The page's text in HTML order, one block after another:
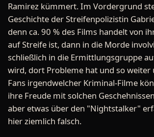
Ramirez kümmert. Im Vordergrund
Geschichte der Streifenpolizistin
denn ca. 90 % des Films handelt von
auf Streife ist, dann in die Morde
schließlich in die Ermittlungsgruppe
wird, dort Probleme hat und so weiter
Fans irgendwelcher Kriminal-Filme
ihre Freude mit solchen
aber etwas über den "Nightstalker"
hier ziemlich falsch.